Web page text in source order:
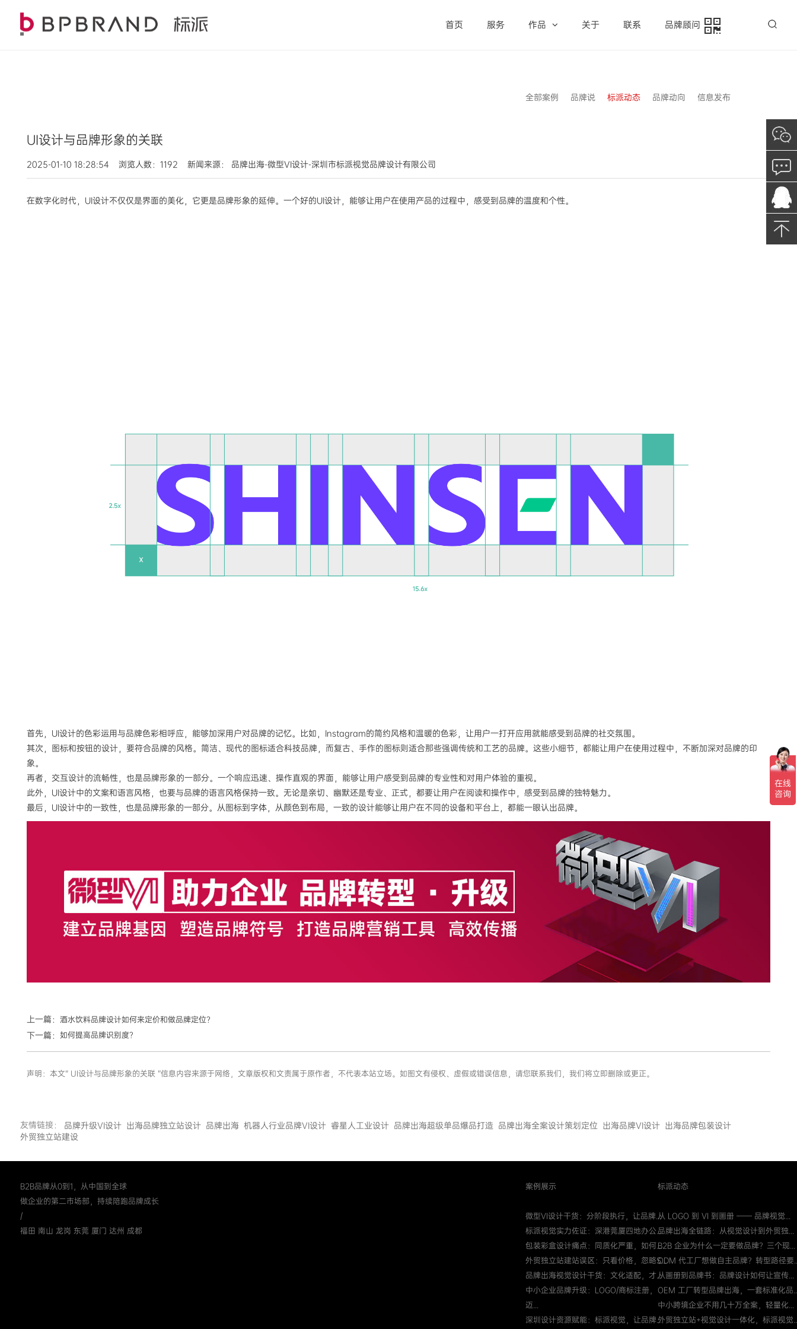
首页 服务 作品 关于 联系 品牌顾问
全部案例 品牌说 标派动态 品牌动向 信息发布
UI设计与品牌形象的关联
2025-01-10 18:28:54 浏览人数：1192 新闻来源： 品牌出海-微型VI设计-深圳市标派视觉品牌设计有限公司
在数字化时代，UI设计不仅仅是界面的美化，它更是品牌形象的延伸。一个好的UI设计，能够让用户在使用产品的过程中，感受到品牌的温度和个性。
首先，UI设计的色彩运用与品牌色彩相呼应，能够加深用户对品牌的记忆。比如，Instagram的简约风格和温暖的色彩，让用户一打开应用就能感受到品牌的社交氛围。
其次，图标和按钮的设计，要符合品牌的风格。简洁、现代的图标适合科技品牌，而复古、手作的图标则适合那些强调传统和工艺的品牌。这些小细节，都能让用户在使用过程中，不断加深对品牌的印
象。
再者，交互设计的流畅性，也是品牌形象的一部分。一个响应迅速、操作直观的界面，能够让用户感受到品牌的专业性和对用户体验的重视。
此外，UI设计中的文案和语言风格，也要与品牌的语言风格保持一致。无论是亲切、幽默还是专业、正式，都要让用户在阅读和操作中，感受到品牌的独特魅力。
最后，UI设计中的一致性，也是品牌形象的一部分。从图标到字体，从颜色到布局，一致的设计能够让用户在不同的设备和平台上，都能一眼认出品牌。
上一篇： 酒水饮料品牌设计如何来定价和做品牌定位?
下一篇： 如何提高品牌识别度？
声明：本文“ UI设计与品牌形象的关联 ”信息内容来源于网络，文章版权和文责属于原作者，不代表本站立场。如图文有侵权、虚假或错误信息，请您联系我们，我们将立即删除或更正。
友情链接： 品牌升级VI设计 出海品牌独立站设计 品牌出海 机器人行业品牌VI设计 睿星人工业设计 品牌出海超级单品爆品打造 品牌出海全案设计策划定位 出海品牌VI设计 出海品牌包装设计
外贸独立站建设
B2B品牌从0到1，从中国到全球
做企业的第二市场部，持续陪跑品牌成长
/
福田 南山 龙岗 东莞 厦门 达州 成都
案例展示
微型VI设计干货：分阶段执行，让品牌...
标派视觉实力佐证：深港莞厦四地办公...
包装彩盒设计痛点：同质化严重，如何...
外贸独立站建站误区：只看价格，忽略S...
品牌出海视觉设计干货：文化适配，才...
中小企业品牌升级：LOGO/商标注册，
迈...
深圳设计资源赋能：标派视觉，让品牌...
标派动态
从 LOGO 到 VI 到画册 —— 品牌视觉...
品牌出海全链路：从视觉设计到外贸独...
B2B 企业为什么一定要做品牌？三个现...
ODM 代工厂想做自主品牌？转型路径要
从画册到品牌书：品牌设计如何让宣传...
OEM 工厂转型品牌出海，一套标准化品
中小跨境企业不用几十万全案，轻量化...
外贸独立站+视觉设计一体化，标派视觉